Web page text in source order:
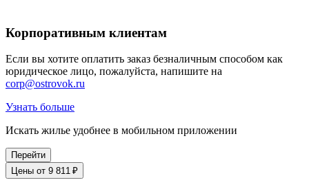
Корпоративным клиентам
Если вы хотите оплатить заказ безналичным способом как
юридическое лицо, пожалуйста, напишите на
corp@ostrovok.ru
Узнать больше
Искать жилье удобнее в мобильном приложении
Перейти
Цены от 9 811 ₽